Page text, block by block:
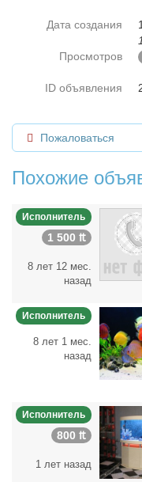
Дата создания
Просмотров
ID объявления
Пожаловаться
Похожие
Исполнитель
1 500 ₶
8 лет 12 мес.
назад
Исполнитель
8 лет 1 мес.
назад
Исполнитель
800 ₶
1 лет назад